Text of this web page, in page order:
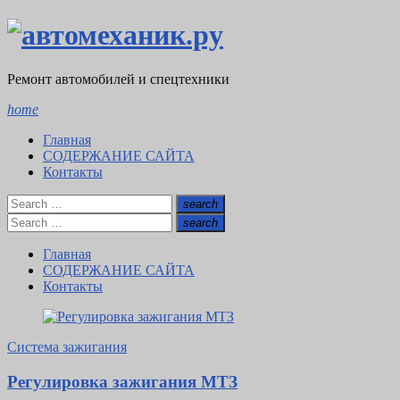
Skip
Ремонт автомобилей и спецтехники
home
Главная
СОДЕРЖАНИЕ САЙТА
Контакты
Search
for:
search
Search
Search
for:
search
Search
Главная
СОДЕРЖАНИЕ САЙТА
Контакты
Система зажигания
Регулировка зажигания МТЗ